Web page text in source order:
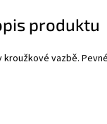
produktu
kroužkové vazbě.